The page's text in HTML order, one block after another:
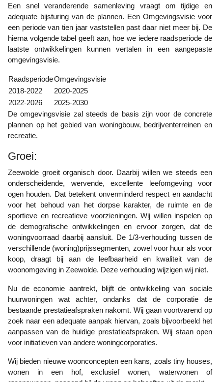
Een snel veranderende samenleving vraagt om tijdige en
adequate bijsturing van de plannen. Een Omgevingsvisie voor
een periode van tien jaar vaststellen past daar niet meer bij. De
hierna volgende tabel geeft aan, hoe we iedere raadsperiode de
laatste ontwikkelingen kunnen vertalen in een aangepaste
omgevingsvisie.
Raadsperiode
Omgevingsvisie
2018-2022
2020-2025
2022-2026
2025-2030
De omgevingsvisie zal steeds de basis zijn voor de concrete
plannen op het gebied van woningbouw, bedrijventerreinen en
recreatie.
Groei:
Zeewolde groeit organisch door. Daarbij willen we steeds een
onderscheidende, wervende, excellente leefomgeving voor
ogen houden. Dat betekent onverminderd respect en aandacht
voor het behoud van het dorpse karakter, de ruimte en de
sportieve en recreatieve voorzieningen. Wij willen inspelen op
de demografische ontwikkelingen en ervoor zorgen, dat de
woningvoorraad daarbij aansluit. De 1/3-verhouding tussen de
verschillende (woning)prijssegmenten, zowel voor huur als voor
koop, draagt bij aan de leefbaarheid en kwaliteit van de
woonomgeving in Zeewolde. Deze verhouding wijzigen wij niet.
Nu de economie aantrekt, blijft de ontwikkeling van sociale
huurwoningen wat achter, ondanks dat de corporatie de
bestaande prestatieafspraken nakomt. Wij gaan voortvarend op
zoek naar een adequate aanpak hiervan, zoals bijvoorbeeld het
aanpassen van de huidige prestatieafspraken. Wij staan open
voor initiatieven van andere woningcorporaties.
Wij bieden nieuwe woonconcepten een kans, zoals tiny houses,
wonen in een hof, exclusief wonen, waterwonen of